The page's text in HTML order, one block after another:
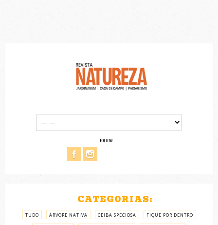
FOLLOW
CATEGORIAS:
TUDO ÁRVORE NATIVA CEIBA SPECIOSA FIQUE POR DENTRO